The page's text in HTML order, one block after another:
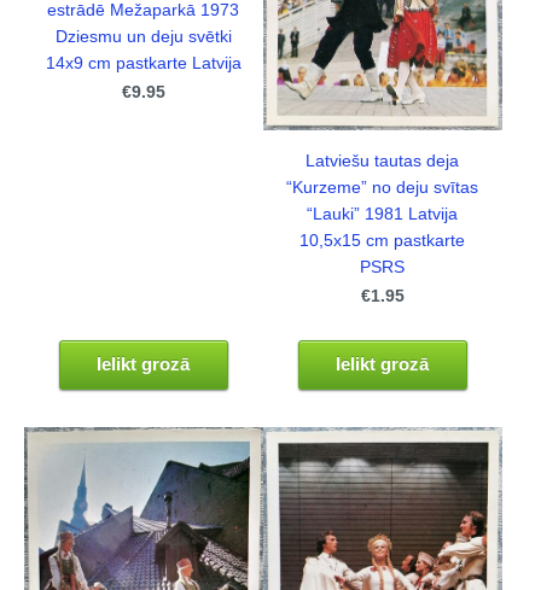
estrādē Mežaparkā 1973
Dziesmu un deju svētki
14x9 cm pastkarte Latvija
€9.95
Ielikt grozā
Latviešu tautas deja
“Kurzeme” no deju svītas
“Lauki” 1981 Latvija
10,5x15 cm pastkarte
PSRS
€1.95
Ielikt grozā